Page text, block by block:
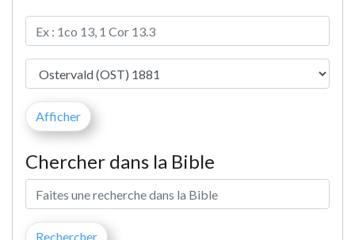
Chercher dans la Bible